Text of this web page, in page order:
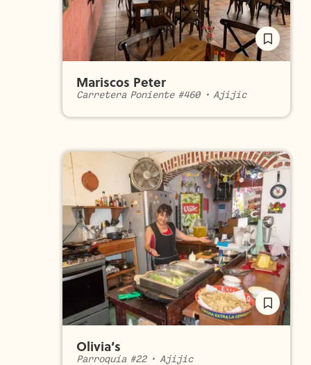
Mariscos Peter
Carretera Poniente #460• Ajijic
Olivia’s
Parroquía #22• Ajijic